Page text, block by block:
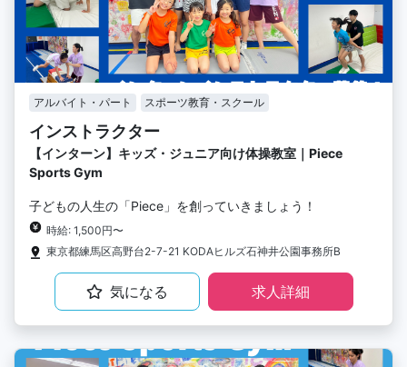
アルバイト・パート スポーツ教育・スクール
インストラクター
【インターン】キッズ・ジュニア向け体操教室｜Piece
Sports Gym
子どもの人生の「Piece」を創っていきましょう！
時給: 1,500円〜
東京都練馬区高野台2-7-21 KODAヒルズ石神井公園事務所B
気になる 求人詳細